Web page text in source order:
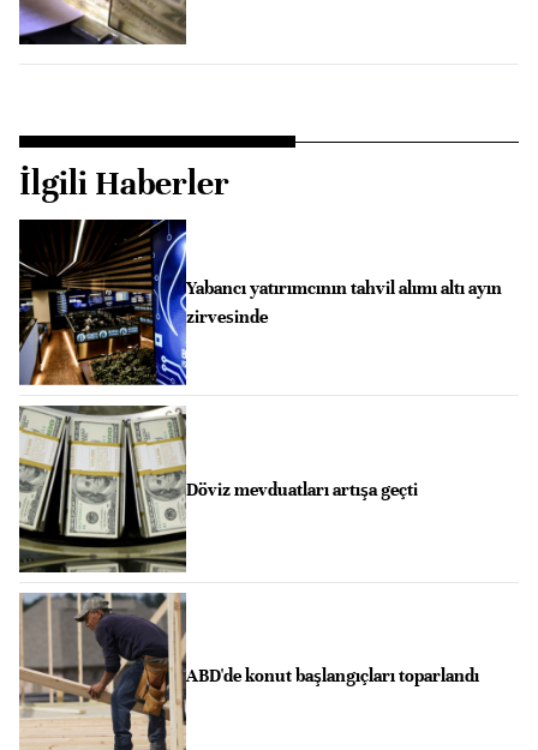
İlgili Haberler
Yabancı yatırımcının tahvil alımı altı ayın
zirvesinde
Döviz mevduatları artışa geçti
ABD'de konut başlangıçları toparlandı